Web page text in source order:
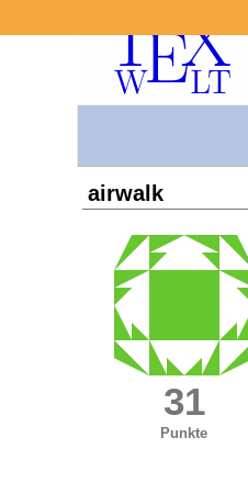
airwalk
31
Punkte